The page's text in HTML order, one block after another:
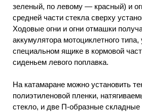
зеленый, по левому — красный) и
средней части стекла сверху
Ходовые огни и огни отмашки
аккумулятора мотоциклетного типа,
специальном ящике в кормовой
сиденьем левого поплавка.
На катамаране можно установить
полиэтиленовой пленки,
стекло, и две П-образные складные